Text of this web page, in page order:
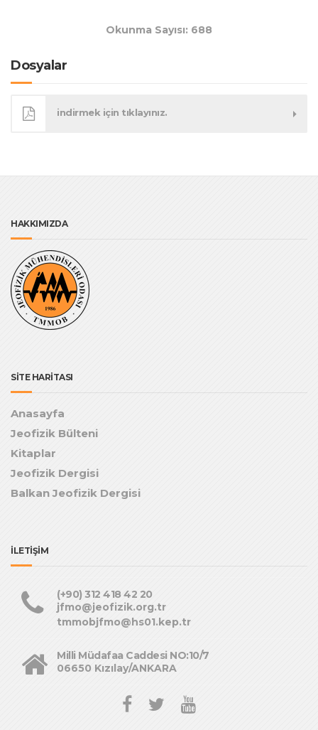
Okunma Sayısı: 688
Dosyalar
indirmek için tıklayınız.
HAKKIMIZDA
SİTE HARİTASI
Anasayfa
Jeofizik Bülteni
Kitaplar
Jeofizik Dergisi
Balkan Jeofizik Dergisi
İLETİŞİM
(+90) 312 418 42 20
jfmo@jeofizik.org.tr
tmmobjfmo@hs01.kep.tr
Milli Müdafaa Caddesi NO:10/7
06650 Kızılay/ANKARA